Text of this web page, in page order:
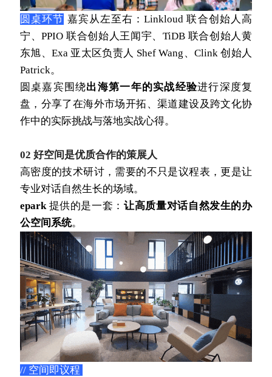
圆桌环节 嘉宾从左至右：Linkloud 联合创始人高
宁、PPIO 联合创始人王闻宇、TiDB 联合创始人黄
东旭、Exa
Patrick。
圆桌嘉宾围绕出海第一年的实战经验进行深度复
盘，分享了在海外市场开拓、渠道建设及跨文化协
作中的实际挑战与落地实战心得。
02 好空间是优质合作的策展人
高密度的技术研讨，需要的不只是议程表，更是让
专业对话自然生长的场域。
epark 提供的是一套：让高质量对话自然发生的办
公空间系统。
// 空间即议程